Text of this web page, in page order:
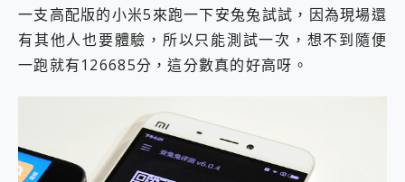
一支高配版的小米5來跑一下安兔兔試試，因為現場還
有其他人也要體驗，所以只能測試一次，想不到隨便
一跑就有126685分，這分數真的好高呀。